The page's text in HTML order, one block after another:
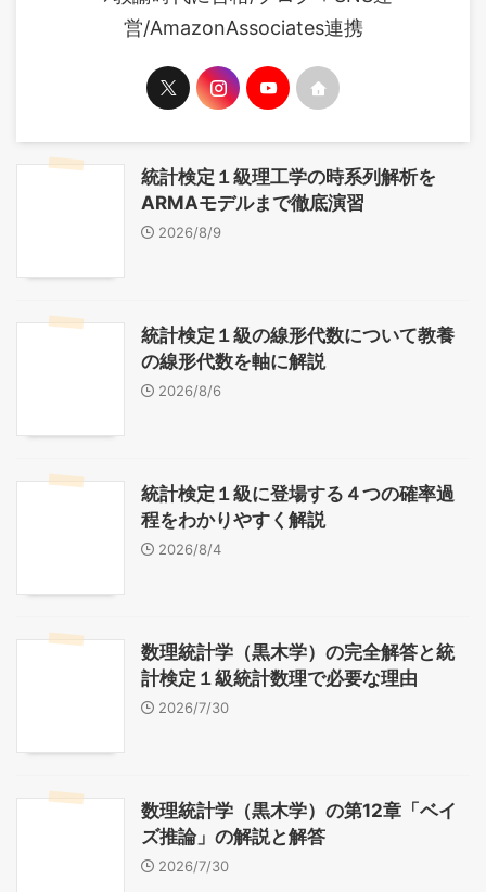
営/AmazonAssociates連携
統計検定１級理工学の時系列解析を
ARMAモデルまで徹底演習
2026/8/9
統計検定１級の線形代数について教養
の線形代数を軸に解説
2026/8/6
統計検定１級に登場する４つの確率過
程をわかりやすく解説
2026/8/4
数理統計学（黒木学）の完全解答と統
計検定１級統計数理で必要な理由
2026/7/30
数理統計学（黒木学）の第12章「ベイ
ズ推論」の解説と解答
2026/7/30